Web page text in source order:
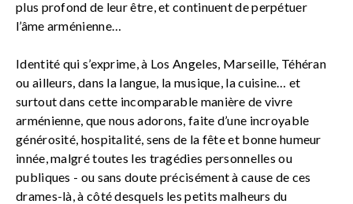
plus profond de leur être, et continuent de perpétuer
l’âme arménienne…
Identité qui s’exprime, à Los Angeles, Marseille, Téhéran
ou ailleurs, dans la langue, la musique, la cuisine… et
surtout dans cette incomparable manière de vivre
arménienne, que nous adorons, faite d’une incroyable
générosité, hospitalité, sens de la fête et bonne humeur
innée, malgré toutes les tragédies personnelles ou
publiques - ou sans doute précisément à cause de ces
drames-là, à côté desquels les petits malheurs du